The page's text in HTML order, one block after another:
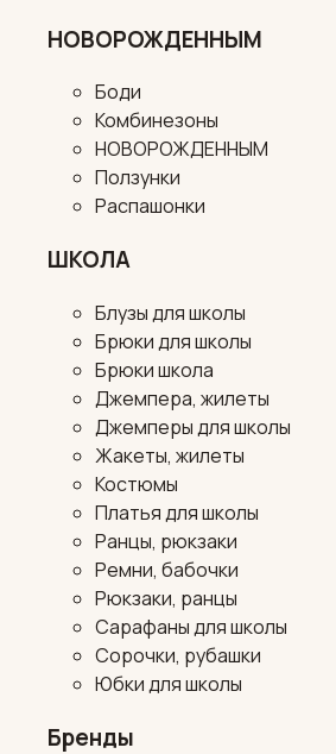
НОВОРОЖДЕННЫМ
Боди
Комбинезоны
НОВОРОЖДЕННЫМ
Ползунки
Распашонки
ШКОЛА
Блузы для школы
Брюки для школы
Брюки школа
Джемпера, жилеты
Джемперы для школы
Жакеты, жилеты
Костюмы
Платья для школы
Ранцы, рюкзаки
Ремни, бабочки
Рюкзаки, ранцы
Сарафаны для школы
Сорочки, рубашки
Юбки для школы
Бренды